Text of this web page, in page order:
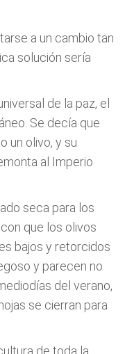
a un cambio tan
solución sería
de la paz, el
Se decía que
un olivo, y su
al Imperio
seca para los
que los olivos
bajos y retorcidos
y parecen no
del verano,
se cierran para
de toda la